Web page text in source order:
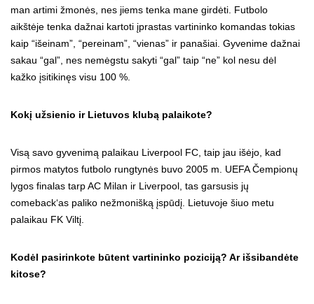
man artimi žmonės, nes jiems tenka mane girdėti. Futbolo
aikštėje tenka dažnai kartoti įprastas vartininko komandas tokias
kaip “išeinam”, “pereinam”, “vienas” ir panašiai. Gyvenime dažnai
sakau “gal”, nes nemėgstu sakyti “gal” taip “ne” kol nesu dėl
kažko įsitikinęs visu 100 %.
Kokį užsienio ir Lietuvos klubą palaikote?
Visą savo gyvenimą palaikau Liverpool FC, taip jau išėjo, kad
pirmos matytos futbolo rungtynės buvo 2005 m. UEFA Čempionų
lygos finalas tarp AC Milan ir Liverpool, tas garsusis jų
comeback‘as paliko nežmonišką įspūdį. Lietuvoje šiuo metu
palaikau FK Viltį.
Kodėl pasirinkote būtent vartininko poziciją? Ar išsibandėte
kitose?